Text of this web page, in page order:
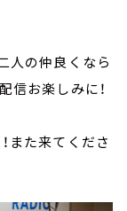
人の仲良くなら
信お楽しみに！
また来てくださ